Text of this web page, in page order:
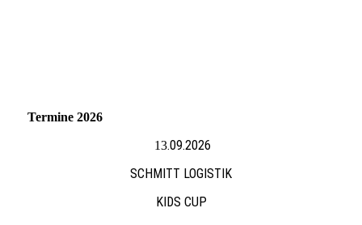
Termine 2026
13.09.2026
SCHMITT LOGISTIK
KIDS CUP